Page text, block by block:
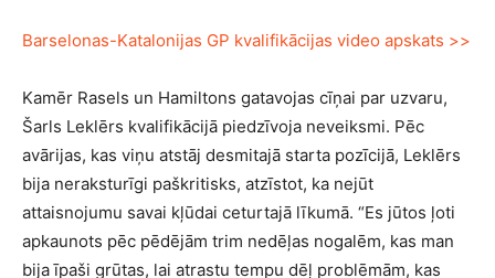
Barselonas-Katalonijas GP kvalifikācijas video apskats >>
Kamēr Rasels un Hamiltons gatavojas cīņai par uzvaru,
Šarls Leklērs kvalifikācijā piedzīvoja neveiksmi. Pēc
avārijas, kas viņu atstāj desmitajā starta pozīcijā, Leklērs
bija neraksturīgi paškritisks, atzīstot, ka nejūt
attaisnojumu savai kļūdai ceturtajā līkumā. “Es jūtos ļoti
apkaunots pēc pēdējām trim nedēļas nogalēm, kas man
bija īpaši grūtas, lai atrastu tempu dēļ problēmām, kas